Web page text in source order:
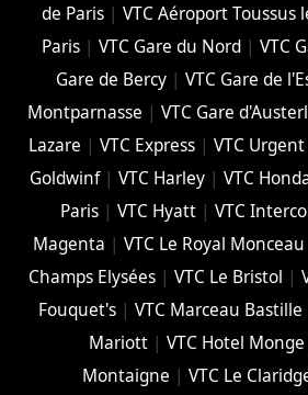
de Paris| VTC Aéroport Toussus
Paris| VTC Gare du Nord| VTC
Gare de Bercy| VTC Gare de
Montparnasse | VTC Gare
Lazare | VTC Express| VTC Urgent
Goldwinf| VTC Harley| VTC
Paris| VTC Hyatt| VTC
Magenta |VTC Le Royal Monceau
Champs Elysées |VTC Le Bristol |
Fouquet's| VTC Marceau Bastille
Mariott |VTC Hotel Monge
Montaigne | VTC Le